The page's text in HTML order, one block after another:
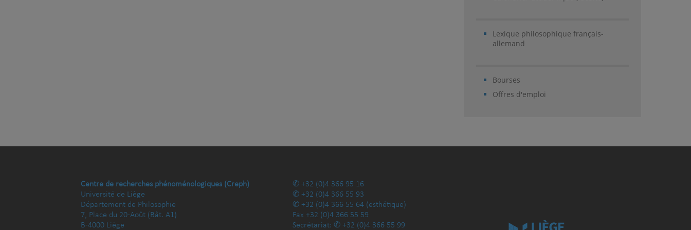
Lexique philosophique français-
allemand
Bourses
Offres d'emploi
Centre de recherches phénoménologiques (Creph)
Université de Liège
Département de Philosophie
7, Place du 20-Août (Bât. A1)
B-4000 Liège
+32 (0)4 366 95 16
+32 (0)4 366 55 93
+32 (0)4 366 55 64 (esthétique)
Fax +32 (0)4 366 55 59
Secrétariat:
+32 (0)4 366 55 99